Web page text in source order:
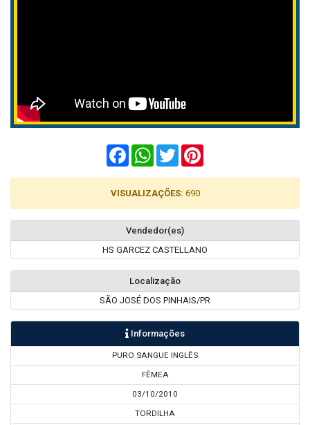
FacebookWhatsApp
Twitter
VISUALIZAÇÕES: 690
Vendedor(es)
HS GARCEZ CASTELLANO
Localização
SÃO JOSÉ DOS PINHAIS/PR
Informações
PURO SANGUE INGLÊS
FÊMEA
03/10/2010
TORDILHA